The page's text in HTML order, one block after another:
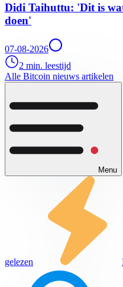
Didi Taihuttu: 'Dit is
doen'
07-08-2026
2 min. leestijd
Alle Bitcoin nieuws artikelen
Menu
gelezen